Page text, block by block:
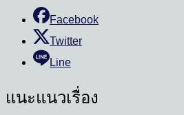
Facebook
Twitter
Line
แนะแนวเรื่อง